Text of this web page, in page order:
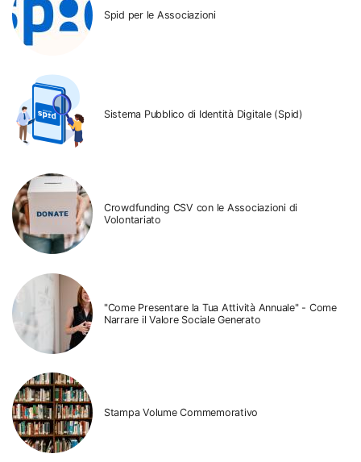
Spid per le Associazioni
Sistema Pubblico di Identità Digitale (Spid)
Crowdfunding CSV con le Associazioni di
Volontariato
"Come Presentare la Tua Attività Annuale" - Come
Narrare il Valore Sociale Generato
Stampa Volume Commemorativo